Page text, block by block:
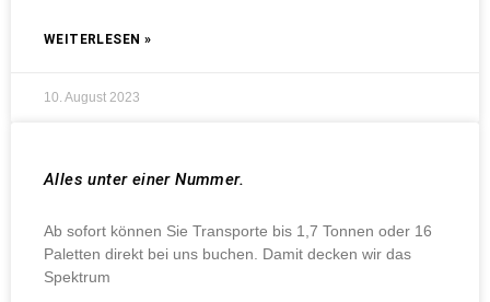
WEITERLESEN »
10. August 2023
Alles unter einer Nummer.
Ab sofort können Sie Transporte bis 1,7 Tonnen oder 16
Paletten direkt bei uns buchen. Damit decken wir das
Spektrum